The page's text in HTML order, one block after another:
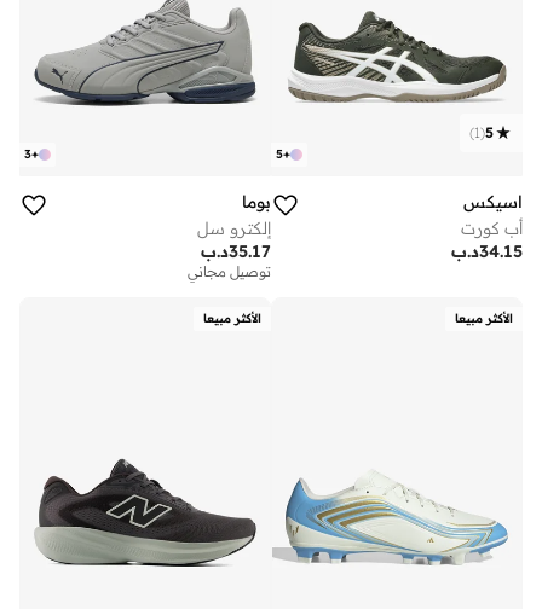
+
5
5
(
1
)
اسيكس
أب كورت
د.ب34.15
+
3
بوما
إلكترو سل
د.ب35.17
توصيل مجاني
الأكثر مبيعا الأكثر مبيعا